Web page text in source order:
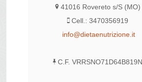
41016 Rovereto s/S (MO)
Cell.: 3470356919
info@dietaenutrizione.it
C.F. VRRSNO71D64B819N